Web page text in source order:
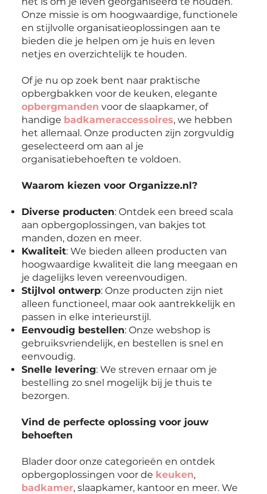
Onze missie is om hoogwaardige, functionele
en stijlvolle organisatieoplossingen aan te
bieden die je helpen om je huis en leven
netjes en overzichtelijk te houden.
Of je nu op zoek bent naar praktische
opbergbakken voor de keuken, elegante
opbergmanden voor de slaapkamer, of
handige badkameraccessoires, we hebben
het allemaal. Onze producten zijn zorgvuldig
geselecteerd om aan al je
organisatiebehoeften te voldoen.
Waarom kiezen voor Organizze.nl?
Diverse producten: Ontdek een breed scala
aan opbergoplossingen, van bakjes tot
manden, dozen en meer.
Kwaliteit: We bieden alleen producten van
hoogwaardige kwaliteit die lang meegaan en
je dagelijks leven vereenvoudigen.
Stijlvol ontwerp: Onze producten zijn niet
alleen functioneel, maar ook aantrekkelijk en
passen in elke interieurstijl.
Eenvoudig bestellen: Onze webshop is
gebruiksvriendelijk, en bestellen is snel en
eenvoudig.
Snelle levering: We streven ernaar om je
bestelling zo snel mogelijk bij je thuis te
bezorgen.
Vind de perfecte oplossing voor jouw
behoeften
Blader door onze categorieën en ontdek
opbergoplossingen voor de keuken,
badkamer, slaapkamer, kantoor en meer. We